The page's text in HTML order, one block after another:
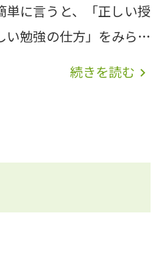
単に言うと、「正しい授
い勉強の仕方」をみらい
強の勉強法」という冊子
使った資料でわかりやす
らい個別グループの教室
りたい生徒さん」がたく
ております。そうした頑
続きを読む navigate_next